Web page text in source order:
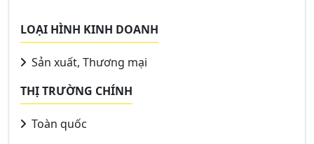
LOẠI HÌNH KINH DOANH
Sản xuất, Thương mại
THỊ TRƯỜNG CHÍNH
Toàn quốc